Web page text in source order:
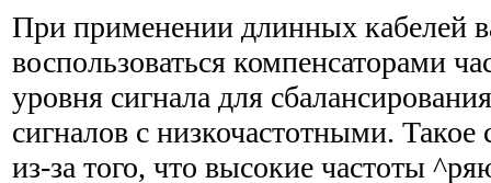
При применении длинных кабелей
воспользоваться компенсаторами
уровня сигнала для
сигна­лов с низкочастотными.
из-за того, что высокие частоты